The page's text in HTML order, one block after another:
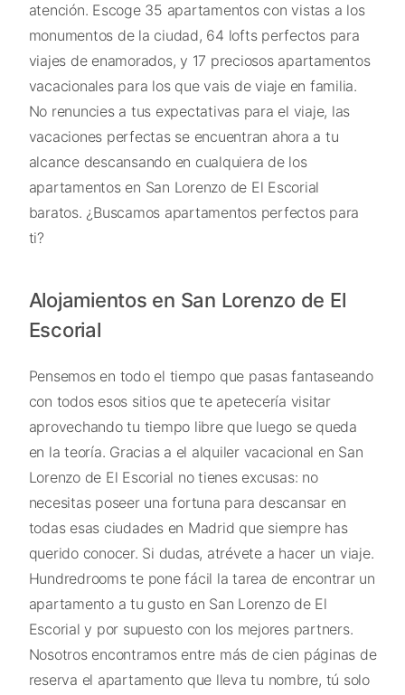
atención. Escoge 35 apartamentos con vistas a los
monumentos de la ciudad, 64 lofts perfectos para
viajes de enamorados, y 17 preciosos apartamentos
vacacionales para los que vais de viaje en familia.
No renuncies a tus expectativas para el viaje, las
vacaciones perfectas se encuentran ahora a tu
alcance descansando en cualquiera de los
apartamentos en San Lorenzo de El Escorial
baratos. ¿Buscamos apartamentos perfectos para
ti?
Alojamientos en San Lorenzo de El
Escorial
Pensemos en todo el tiempo que pasas fantaseando
con todos esos sitios que te apetecería visitar
aprovechando tu tiempo libre que luego se queda
en la teoría. Gracias a el alquiler vacacional en San
Lorenzo de El Escorial no tienes excusas: no
necesitas poseer una fortuna para descansar en
todas esas ciudades en Madrid que siempre has
querido conocer. Si dudas, atrévete a hacer un viaje.
Hundredrooms te pone fácil la tarea de encontrar un
apartamento a tu gusto en San Lorenzo de El
Escorial y por supuesto con los mejores partners.
Nosotros encontramos entre más de cien páginas de
reserva el apartamento que lleva tu nombre, tú solo